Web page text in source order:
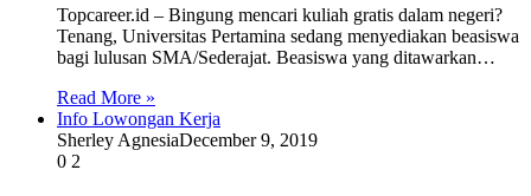
Topcareer.id – Bingung mencari kuliah gratis dalam negeri?
Tenang, Universitas Pertamina sedang menyediakan beasiswa
bagi lulusan SMA/Sederajat. Beasiswa yang ditawarkan…
Read More »
Info Lowongan Kerja
Sherley AgnesiaDecember 9, 2019
0 2